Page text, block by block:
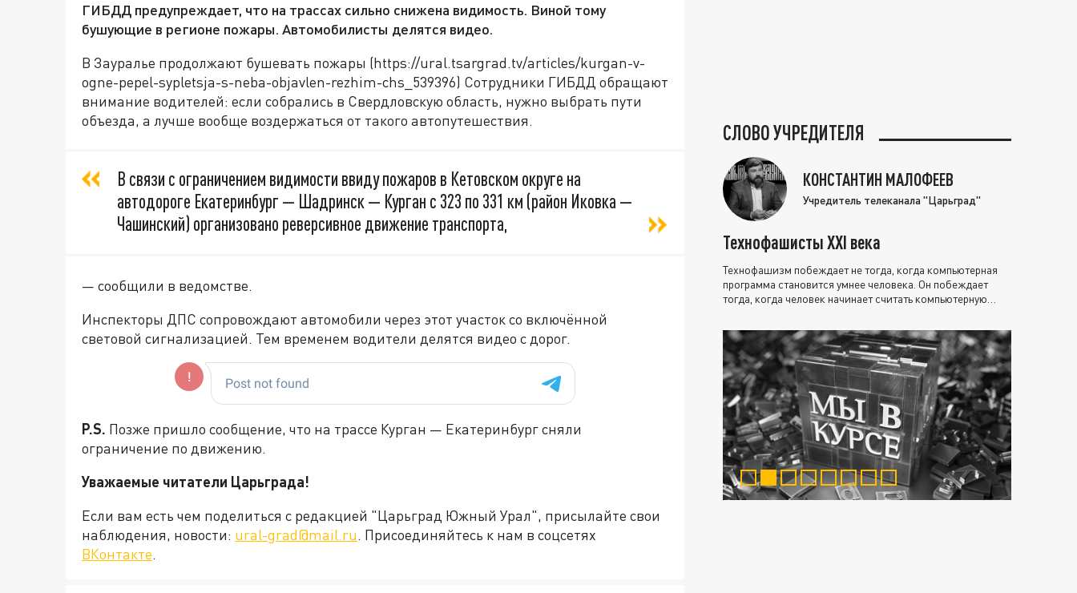
ГИБДД предупреждает, что на трассах сильно снижена видимость. Виной тому
бушующие в регионе пожары. Автомобилисты делятся видео.
В Зауралье продолжают бушевать пожары (https://ural.tsargrad.tv/articles/kurgan-v-
ogne-pepel-sypletsja-s-neba-objavlen-rezhim-chs_539396) Сотрудники ГИБДД обращают
внимание водителей: если собрались в Свердловскую область, нужно выбрать пути
объезда, а лучше вообще воздержаться от такого автопутешествия.
В связи с ограничением видимости ввиду пожаров в Кетовском округе на
автодороге Екатеринбург — Шадринск — Курган с 323 по 331 км (район Иковка —
Чашинский) организовано реверсивное движение транспорта,
— сообщили в ведомстве.
Инспекторы ДПС сопровождают автомобили через этот участок со включённой
световой сигнализацией. Тем временем водители делятся видео с дорог.
P.S. Позже пришло сообщение, что на трассе Курган — Екатеринбург сняли
ограничение по движению.
Уважаемые читатели Царьграда!
Если вам есть чем поделиться с редакцией "Царьград Южный Урал", присылайте свои
наблюдения, новости: ural-grad@mail.ru. Присоединяйтесь к нам в соцсетях
ВКонтакте.
СЛОВО УЧРЕДИТЕЛЯ
КОНСТАНТИН МАЛОФЕЕВ
Учредитель телеканала "Царьград"
Технофашисты XXI века
Технофашизм побеждает не тогда, когда компьютерная
программа становится умнее человека. Он побеждает
тогда, когда человек начинает считать компьютерную